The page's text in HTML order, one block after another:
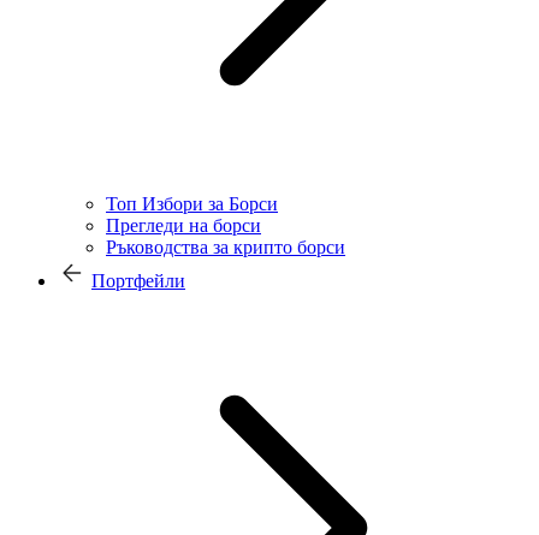
Топ Избори за Борси
Прегледи на борси
Ръководства за крипто борси
Портфейли